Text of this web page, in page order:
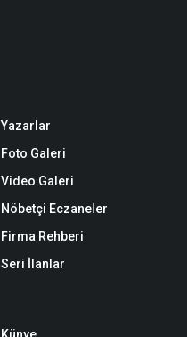
Yazarlar
Foto Galeri
Video Galeri
Nöbetçi Eczaneler
Firma Rehberi
Seri İlanlar
Künye